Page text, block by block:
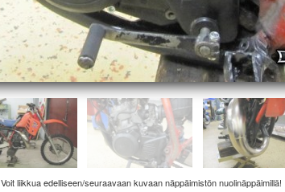
Voit liikkua edelliseen/seuraavaan kuvaan näppäimistön nuolinäppäimillä!